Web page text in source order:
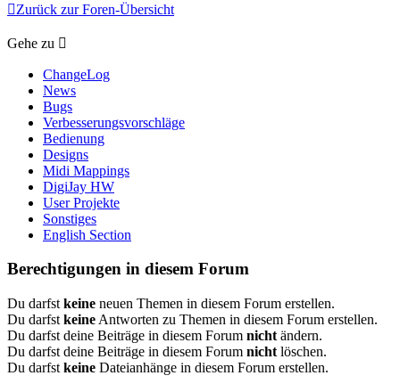
Zurück zur Foren-Übersicht
Gehe zu
ChangeLog
News
Bugs
Verbesserungsvorschläge
Bedienung
Designs
Midi Mappings
DigiJay HW
User Projekte
Sonstiges
English Section
Berechtigungen in diesem Forum
Du darfst keine neuen Themen in diesem Forum erstellen.
Du darfst keine Antworten zu Themen in diesem Forum erstellen.
Du darfst deine Beiträge in diesem Forum nicht ändern.
Du darfst deine Beiträge in diesem Forum nicht löschen.
Du darfst keine Dateianhänge in diesem Forum erstellen.